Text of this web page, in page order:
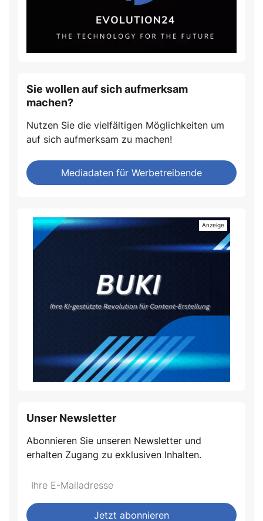
Sie wollen auf sich aufmerksam
machen?
Nutzen Sie die vielfältigen Möglichkeiten um
auf sich aufmerksam zu machen!
Mediadaten für Werbetreibende
Unser Newsletter
Abonnieren Sie unseren Newsletter und
erhalten Zugang zu exklusiven Inhalten.
Do
fill
*Ihre
Mailadresse:
Jetzt abonnieren